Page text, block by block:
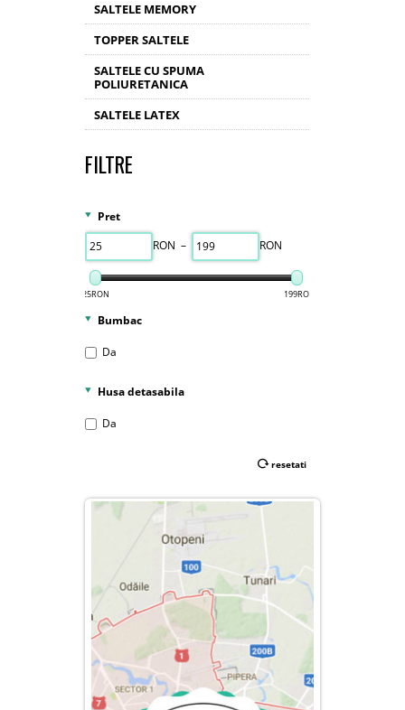
SALTELE MEMORY
TOPPER SALTELE
SALTELE CU SPUMA
POLIURETANICA
SALTELE LATEX
FILTRE
Pret
RON –
RON
25RON 199RON
Bumbac
Da
Husa detasabila
Da
resetati